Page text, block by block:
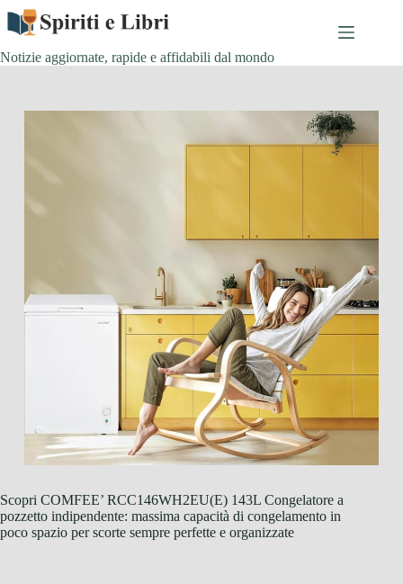
Salta
contenuto
Notizie aggiornate, rapide e affidabili dal mondo
Scopri COMFEE’ RCC146WH2EU(E) 143L Congelatore a
pozzetto indipendente: massima capacità di congelamento in
poco spazio per scorte sempre perfette e organizzate